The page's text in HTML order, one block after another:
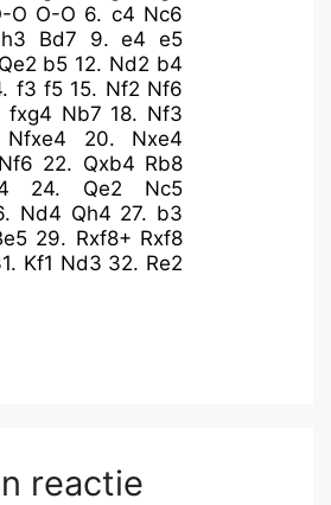
O O-O 6. c4 Nc6
h3 Bd7 9.e4 e5
Qe2 b5 12. Nd2 b4
f3 f5 15. Nf2 Nf6
fxg4 Nb7 18. Nf3
Nfxe4 20. Nxe4
Nf6 22. Qxb4 Rb8
24. Qe2
Nc5
Nd4 Qh4 27. b3
29. Rxf8+ Rxf8
Kf1 Nd3 32. Re2
reactie